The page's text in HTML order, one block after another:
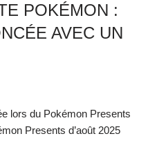
POKÉMON :
AVEC UN
lors du Pokémon Presents
Presents d’août 2025